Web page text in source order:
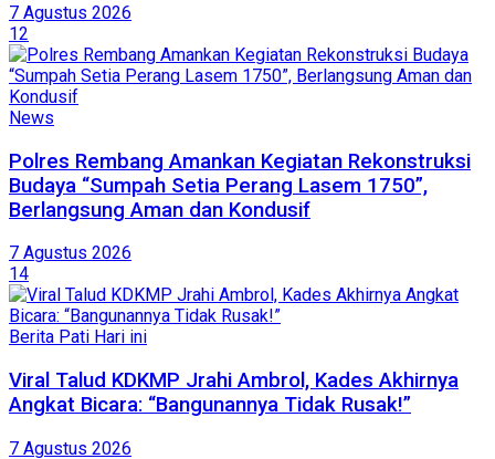
7 Agustus 2026
12
News
Polres Rembang Amankan Kegiatan Rekonstruksi
Budaya “Sumpah Setia Perang Lasem 1750”,
Berlangsung Aman dan Kondusif
7 Agustus 2026
14
Berita Pati Hari ini
Viral Talud KDKMP Jrahi Ambrol, Kades Akhirnya
Angkat Bicara: “Bangunannya Tidak Rusak!”
7 Agustus 2026